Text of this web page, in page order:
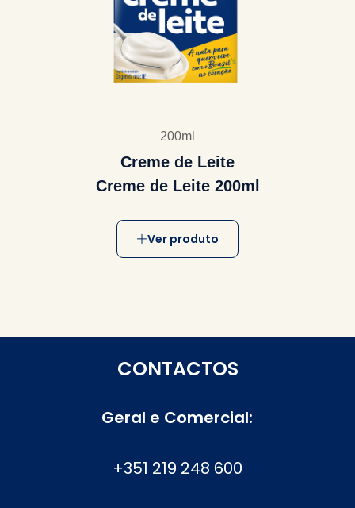
200ml
Creme de Leite
Creme de Leite 200ml
Ver produto
CONTACTOS
Geral e Comercial:
+351 219 248 600